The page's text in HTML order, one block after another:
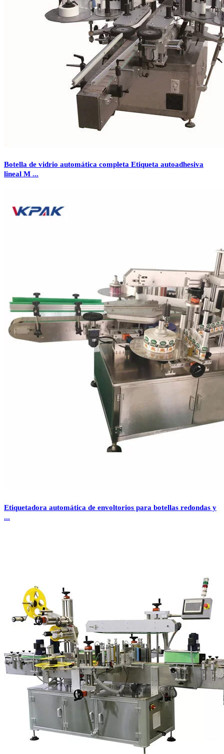
Botella de vidrio automática completa Etiqueta autoadhesiva
lineal M ...
Etiquetadora automática de envoltorios para botellas redondas y
...